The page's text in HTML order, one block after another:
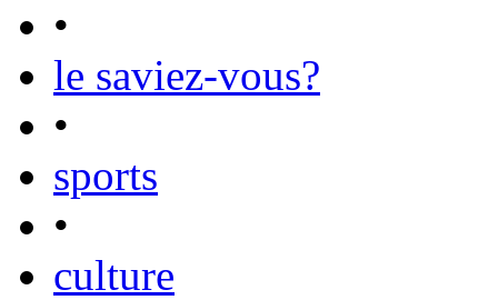
•
le saviez-vous?
•
sports
•
culture